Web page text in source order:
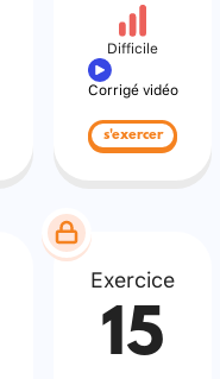
Difficile
Corrigé vidéo
s'exercer
Exercice
15